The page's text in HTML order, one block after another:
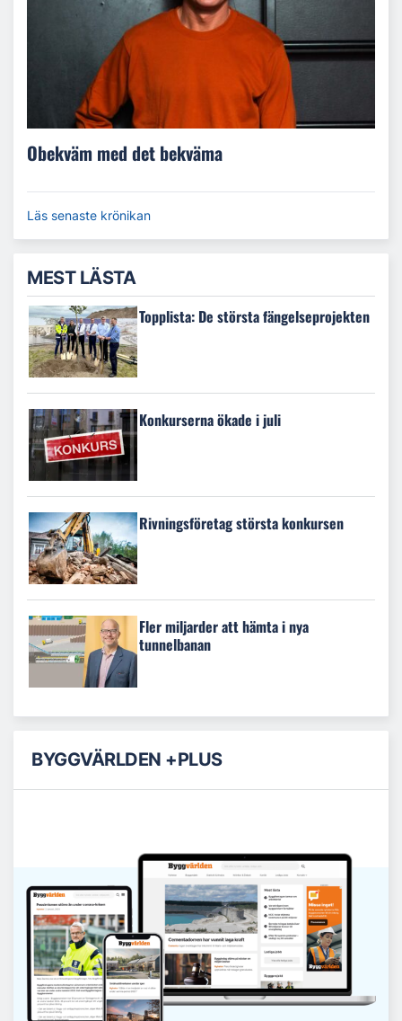
Obekväm med det bekväma
Läs senaste krönikan
MEST LÄSTA
Topplista: De största fängelseprojekten
Konkurserna ökade i juli
Rivningsföretag största konkursen
Fler miljarder att hämta i nya
tunnelbanan
BYGGVÄRLDEN +PLUS